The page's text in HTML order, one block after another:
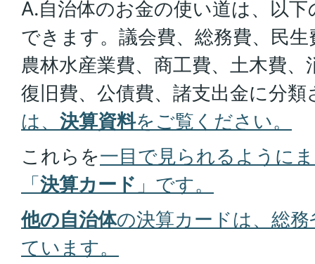
A.自治体のお金の使い道は、以
できます。議会費、総務費、民
農林水産業費、商工費、土木費
復旧費、公債費、諸支出金に分類
は、 決算資料をご覧ください。
これらを一目で見られるように
「決算カード 」です。
他の自治体の決算カードは、総
ています。